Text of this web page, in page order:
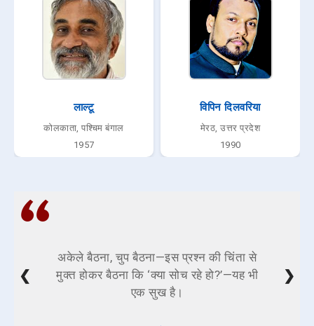
लाल्टू
कोलकाता, पश्चिम बंगाल
1957
विपिन दिलवरिया
मेरठ, उत्तर प्रदेश
1990
अकेले बैठना, चुप बैठना—इस प्रश्न की चिंता से
मुक्त होकर बैठना कि ‘क्या सोच रहे हो?’—यह भी
एक सुख है।
❮ ❯